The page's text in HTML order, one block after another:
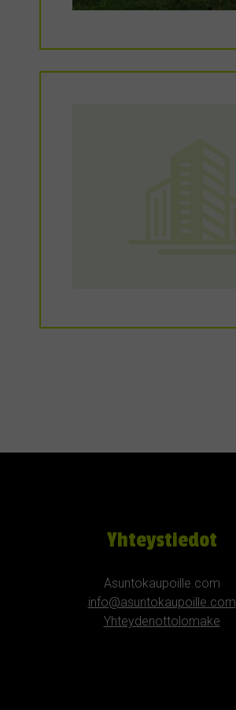
Yhteystiedot
Asuntokaupoille.com
info@asuntokaupoille.com
Yhteydenottolomake